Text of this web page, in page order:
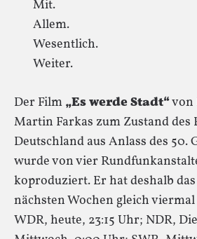
Mit.
Allem.
Wesentlich.
Weiter.
Der Film „Es werde Stadt“von
Martin Farkas zum Zustand des
Deutschland aus Anlass des 50.
wurde von vier
koproduziert. Er hat deshalb
nächsten Wochen gleich
WDR, heute, 23:15 Uhr; NDR,